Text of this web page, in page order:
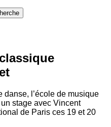
danse, l’école de musique
stage avec Vincent
de Paris ces 19 et 20